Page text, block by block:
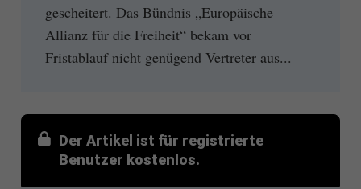
gescheitert. Das Bündnis „Europäische
Allianz für die Freiheit“ bekam vor
Fristablauf nicht genügend Vertreter aus...
Der Artikel ist für registrierte
Benutzer kostenlos.